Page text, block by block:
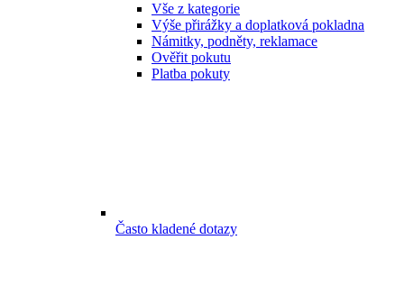
Vše z kategorie
Výše přirážky a doplatková pokladna
Námitky, podněty, reklamace
Ověřit pokutu
Platba pokuty
Často kladené dotazy